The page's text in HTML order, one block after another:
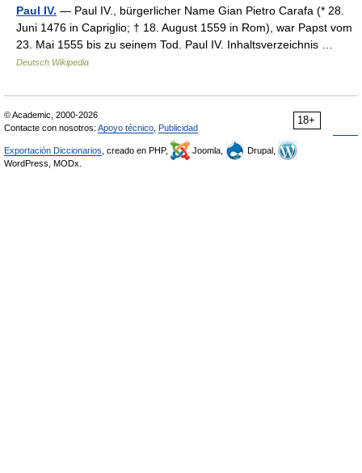
Paul IV. — Paul IV., bürgerlicher Name Gian Pietro Carafa (* 28.
Juni 1476 in Capriglio; † 18. August 1559 in Rom), war Papst vom
23. Mai 1555 bis zu seinem Tod. Paul IV. Inhaltsverzeichnis …
Deutsch Wikipedia
18+
© Academic, 2000-2026
Contacte con nosotros: Apoyo técnico Publicidad
Exportación Diccionarios , creado en PHP, Joomla,
Drupal,
WordPress, MODx.